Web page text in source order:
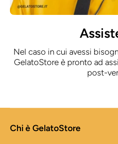
Nel caso in cui avessi
GelatoStore è pronto ad
post-
Chi è GelatoStore